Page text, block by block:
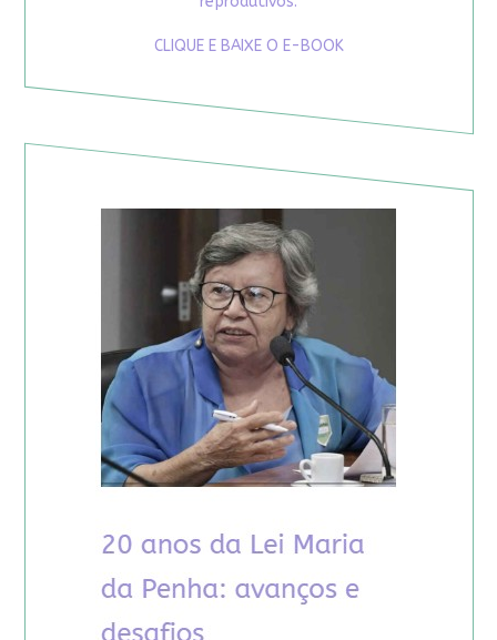
CLIQUE E BAIXE O E-BOOK